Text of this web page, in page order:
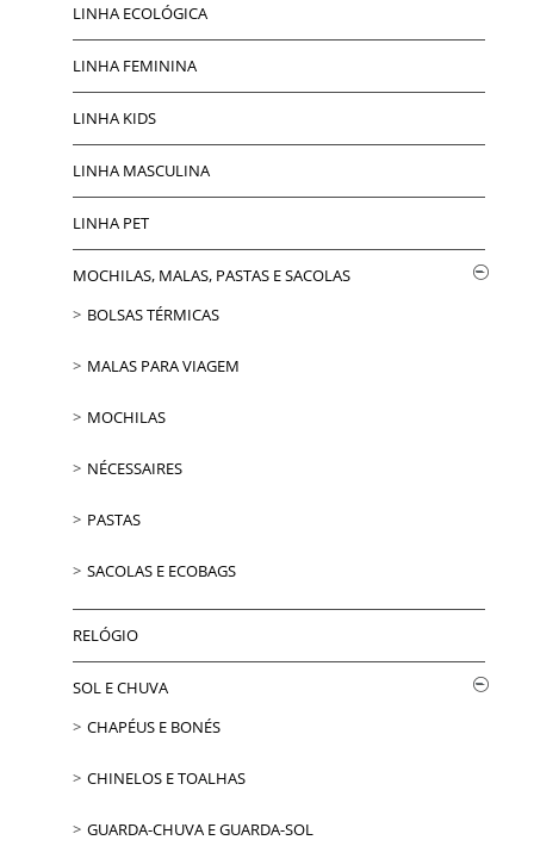
LINHA ECOLÓGICA
LINHA FEMININA
LINHA KIDS
LINHA MASCULINA
LINHA PET
MOCHILAS, MALAS, PASTAS E SACOLAS
BOLSAS TÉRMICAS
MALAS PARA VIAGEM
MOCHILAS
NÉCESSAIRES
PASTAS
SACOLAS E ECOBAGS
RELÓGIO
SOL E CHUVA
CHAPÉUS E BONÉS
CHINELOS E TOALHAS
GUARDA-CHUVA E GUARDA-SOL